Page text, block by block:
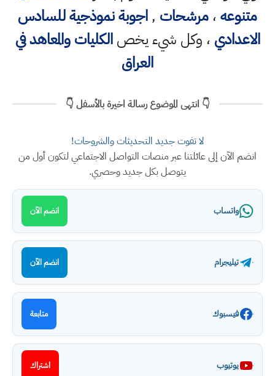
متنوعه،مرشحات ,اجوبة نموذجية للسادس
الاعدادي ، وكل شيء يخصالكليات والمعاهد في
العراق
👇 انتهى الموضوع رسالة اخيرة بالأسفل 👇
لا تفوت جديد التحديثات والشروحات!
انضم الآن إلى عائلتنا عبر منصات التواصل الاجتماعي لتكون أول من
يتوصل بكل جديد وحصري.
واتساب انضم الآن
تيليجرام انضم الآن
فيسبوك متابعة
يوتيوب اشتراك